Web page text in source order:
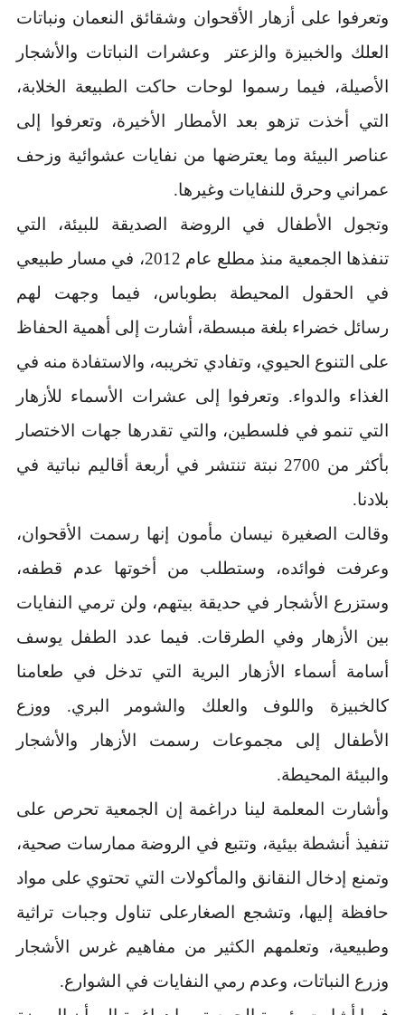
وتعرفوا على أزهار الأقحوان وشقائق النعمان ونباتات
العلك والخبيزة والزعتر وعشرات النباتات والأشجار
الأصيلة، فيما رسموا لوحات حاكت الطبيعة الخلابة،
التي أخذت تزهو بعد الأمطار الأخيرة، وتعرفوا إلى
عناصر البيئة وما يعترضها من نفايات عشوائية وزحف
عمراني وحرق للنفايات وغيرها.
وتجول الأطفال في الروضة الصديقة للبيئة، التي
تنفذها الجمعية منذ مطلع عام 2012، في مسار طبيعي
في الحقول المحيطة بطوباس، فيما وجهت لهم
رسائل خضراء بلغة مبسطة، أشارت إلى أهمية الحفاظ
على التنوع الحيوي، وتفادي تخريبه، والاستفادة منه في
الغذاء والدواء. وتعرفوا إلى عشرات الأسماء للأزهار
التي تنمو في فلسطين، والتي تقدرها جهات الاختصار
بأكثر من 2700 نبتة تنتشر في أربعة أقاليم نباتية في
بلادنا.
وقالت الصغيرة نيسان مأمون إنها رسمت الأقحوان،
وعرفت فوائده، وستطلب من أخوتها عدم قطفه،
وستزرع الأشجار في حديقة بيتهم، ولن ترمي النفايات
بين الأزهار وفي الطرقات. فيما عدد الطفل يوسف
أسامة أسماء الأزهار البرية التي تدخل في طعامنا
كالخبيزة واللوف والعلك والشومر البري. ووزع
الأطفال إلى مجموعات رسمت الأزهار والأشجار
والبيئة المحيطة.
وأشارت المعلمة لينا دراغمة إن الجمعية تحرص على
تنفيذ أنشطة بيئية، وتتبع في الروضة ممارسات صحية،
وتمنع إدخال النقانق والمأكولات التي تحتوي على مواد
حافظة إليها، وتشجع الصغارعلى تناول وجبات تراثية
وطبيعية، وتعلمهم الكثير من مفاهيم غرس الأشجار
وزرع النباتات، وعدم رمي النفايات في الشوارع.